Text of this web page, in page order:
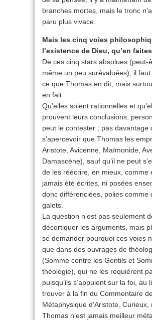
branches mortes, mais le tronc
paru plus vivace.
Mais les cinq voies
l’existence de Dieu, qu’en
De ces cinq stars absolues (peut-
même un peu surévaluées), il
ce que Thomas en dit, mais
en fait.
Qu’elles soient rationnelles et
prouvent leurs conclusions,
peut le contester ; pas davantage
s’apercevoir que Thomas les
Aristote, Avicenne, Maïmonide,
Damascène), sauf qu’il ne peut
de les réécrire, en mieux, comme
jamais été écrites, ni posées
donc différenciées, polies comme
galets.
La question n’est pas seulement
décortiquer les arguments, mais
se demander pourquoi ces voies
que dans des ouvrages de
(Somme contre les Gentils et
théologie), qui ne les requièrent
puisqu’ils s’appuient sur la foi, au
trouver à la fin du Commentaire
Métaphysique d’Aristote. Curieux,
Thomas n’est jamais meilleur